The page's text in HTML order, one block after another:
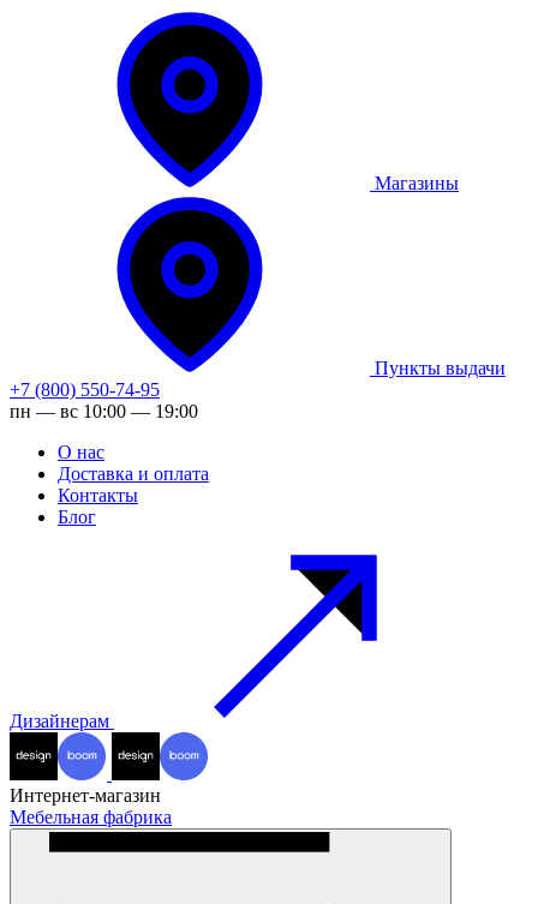
Магазины
Пункты выдачи
+7 (800) 550-74-95
пн — вс 10:00 — 19:00
О нас
Доставка и оплата
Контакты
Блог
Дизайнерам
Интернет-магазин
Мебельная фабрика